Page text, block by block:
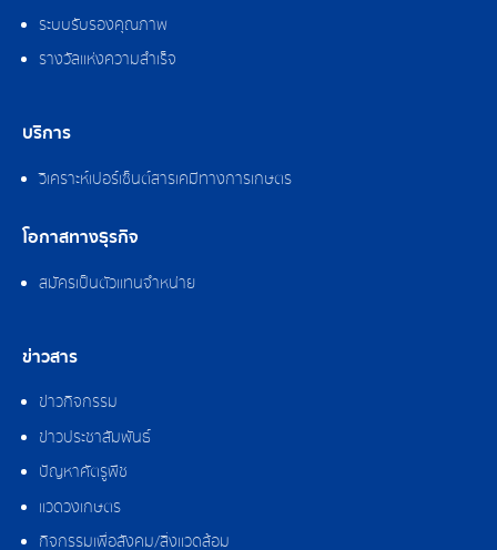
ระบบรับรองคุณภาพ
รางวัลแห่งความสำเร็จ
บริการ
วิเคราะห์เปอร์เซ็นต์สารเคมีทางการเกษตร
โอกาสทางธุรกิจ
สมัครเป็นตัวแทนจำหน่าย
ข่าวสาร
ข่าวกิจกรรม
ข่าวประชาสัมพันธ์
ปัญหาศัตรูพืช
แวดวงเกษตร
กิจกรรมเพื่อสังคม/สิ่งแวดล้อม